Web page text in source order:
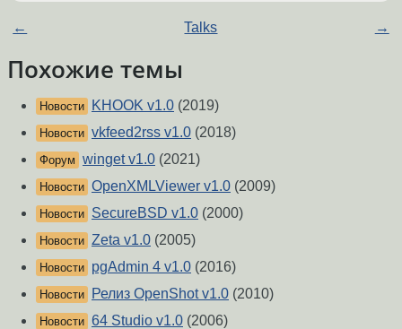
← Talks →
Похожие темы
Новости KHOOK v1.0 (2019)
Новости vkfeed2rss v1.0 (2018)
Форум winget v1.0 (2021)
Новости OpenXMLViewer v1.0 (2009)
Новости SecureBSD v1.0 (2000)
Новости Zeta v1.0 (2005)
Новости pgAdmin 4 v1.0 (2016)
Новости Релиз OpenShot v1.0 (2010)
Новости 64 Studio v1.0 (2006)